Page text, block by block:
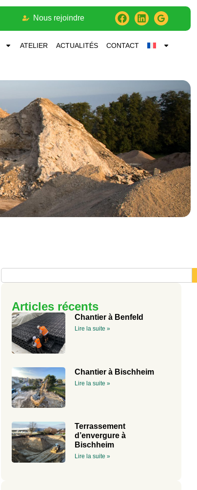
Nous rejoindre
ATELIER ACTUALITÉS CONTACT
Articles récents
Chantier à Benfeld
Lire la suite »
Chantier à Bischheim
Lire la suite »
Terrassement
d’envergure à
Bischheim
Lire la suite »